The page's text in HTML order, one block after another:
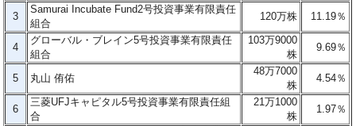
3
Samurai Incubate Fund2号投資事業有限責任
組合
120万株 11.19％
4
グローバル・ブレイン5号投資事業有限責任
組合
103万9000
株
9.69％
5 丸山 侑佑
48万7000
株
4.54％
6
三菱UFJキャピタル5号投資事業有限責任組
合
21万1000
株
1.97％